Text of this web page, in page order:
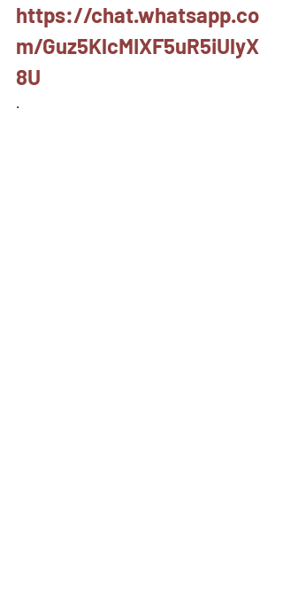
https://chat.whatsapp.co
m/Guz5KlcMIXF5uR5iUlyX
8U
.